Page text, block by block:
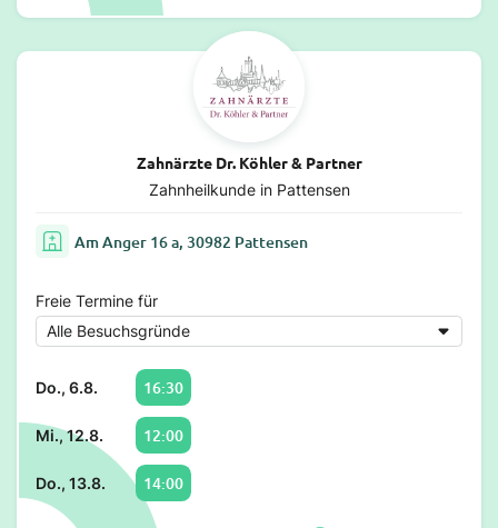
Zahnärzte Dr. Köhler & Partner
Zahnheilkunde in Pattensen
Am Anger 16 a, 30982 Pattensen
Freie Termine für
Do., 6.8. 16:30
Mi., 12.8. 12:00
Do., 13.8. 14:00